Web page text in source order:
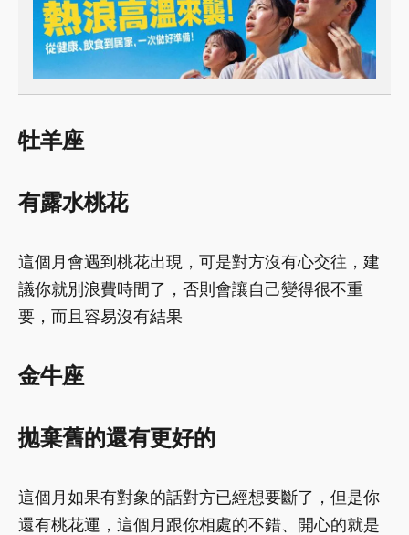
牡羊座
有露水桃花
這個月會遇到桃花出現，可是對方沒有心交往，建
議你就別浪費時間了，否則會讓自己變得很不重
要，而且容易沒有結果
金牛座
拋棄舊的還有更好的
這個月如果有對象的話對方已經想要斷了，但是你
還有桃花運，這個月跟你相處的不錯、開心的就是